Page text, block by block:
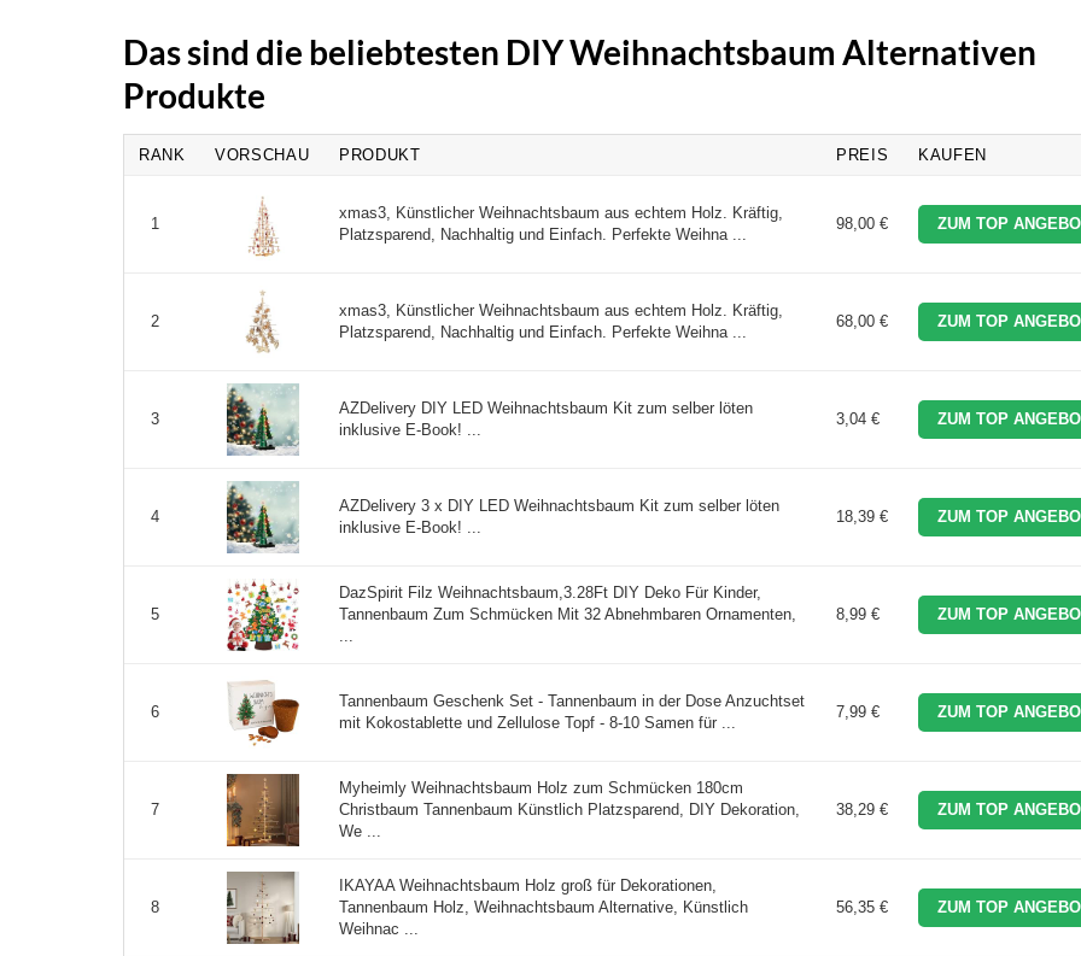
Das sind die beliebtesten DIY Weihnachtsbaum Alternativen
Produkte
RANK VORSCHAU PRODUKT PREIS KAUFEN
1
xmas3, Künstlicher Weihnachtsbaum aus echtem Holz. Kräftig,
Platzsparend, Nachhaltig und Einfach. Perfekte Weihna ...
98,00 € ZUM TOP
2
xmas3, Künstlicher Weihnachtsbaum aus echtem Holz. Kräftig,
Platzsparend, Nachhaltig und Einfach. Perfekte Weihna ...
68,00 € ZUM TOP
3
AZDelivery DIY LED Weihnachtsbaum Kit zum selber löten
inklusive E-Book! ...
3,04 € ZUM TOP
4
AZDelivery 3 x DIY LED Weihnachtsbaum Kit zum selber löten
inklusive E-Book! ...
18,39 € ZUM TOP
5
DazSpirit Filz Weihnachtsbaum,3.28Ft DIY Deko Für Kinder,
Tannenbaum Zum Schmücken Mit 32 Abnehmbaren Ornamenten,
...
8,99 € ZUM TOP
6
Tannenbaum Geschenk Set - Tannenbaum in der Dose Anzuchtset
mit Kokostablette und Zellulose Topf - 8-10 Samen für ...
7,99 € ZUM TOP
7
Myheimly Weihnachtsbaum Holz zum Schmücken 180cm
Christbaum Tannenbaum Künstlich Platzsparend, DIY Dekoration,
We ...
38,29 € ZUM TOP
8
IKAYAA Weihnachtsbaum Holz groß für Dekorationen,
Tannenbaum Holz, Weihnachtsbaum Alternative, Künstlich
Weihnac ...
56,35 € ZUM TOP